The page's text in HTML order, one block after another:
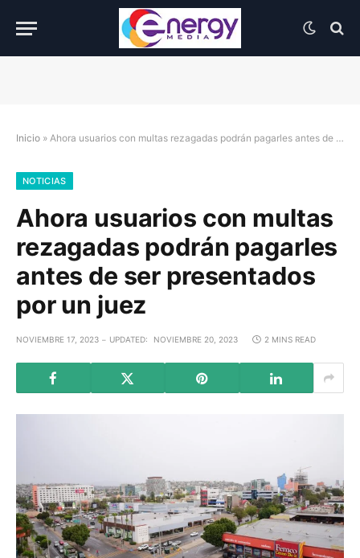
Inicio » Ahora usuarios con multas rezagadas podrán pagarles antes de ser presentados por un juez
NOTICIAS
Ahora usuarios con multas
rezagadas podrán pagarles
antes de ser presentados
por un juez
NOVIEMBRE 17, 2023 UPDATED: NOVIEMBRE 20, 2023 2 MINS READ